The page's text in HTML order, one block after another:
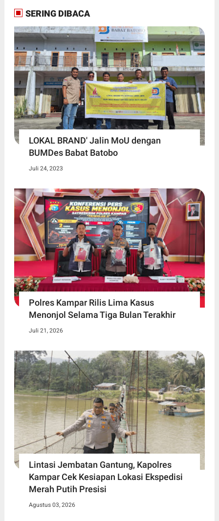
SERING DIBACA
LOKAL BRAND' Jalin MoU dengan
BUMDes Babat Batobo
Juli 24, 2023
Polres Kampar Rilis Lima Kasus
Menonjol Selama Tiga Bulan Terakhir
Juli 21, 2026
Lintasi Jembatan Gantung, Kapolres
Kampar Cek Kesiapan Lokasi Ekspedisi
Merah Putih Presisi
Agustus 03, 2026